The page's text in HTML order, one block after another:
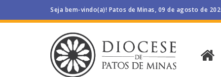
Seja bem-vindo(a)! Patos de Minas, 09 de agosto de